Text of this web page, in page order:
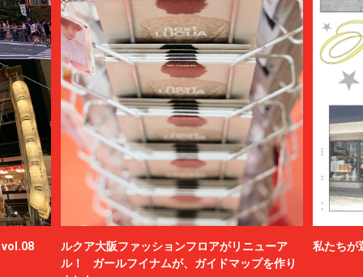
vol.08
ルクア大阪ファッションフロアがリニューア
ル！ ガールフイナムが、ガイドマップを作り
私たちが